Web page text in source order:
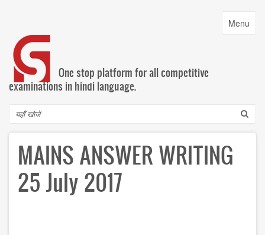
content
Toggle
Menu
One stop platform for all competitive
examinations in hindi language.
Search
MAINS ANSWER WRITING
25 July 2017